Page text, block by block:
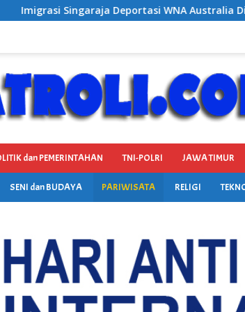
Australia Diduga Gelar Yoga Retreat dan
dan PEMERINTAHAN TNI-POLRI JAWA TIMUR
SENI dan BUDAYA PARIWISATA RELIGI